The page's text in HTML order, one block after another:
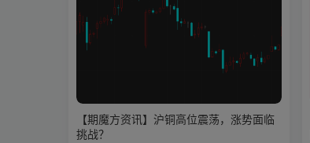
【期魔方资讯】沪铜高位震荡，涨势面临
挑战？